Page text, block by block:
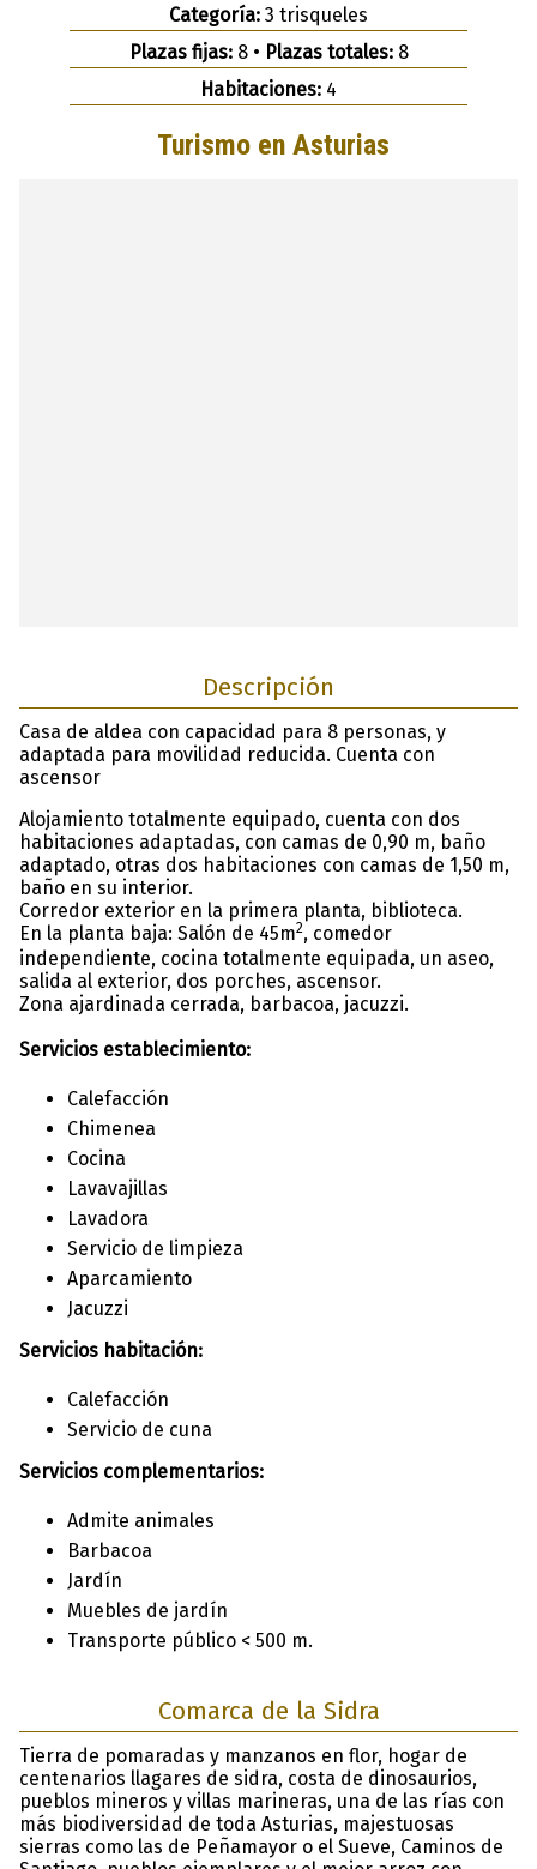
Categoría: 3 trisqueles
Plazas fijas:8 • Plazas totales:8
Habitaciones: 4
Descripción
Casa de aldea con capacidad para 8 personas, y
adaptada para movilidad reducida. Cuenta con
ascensor
Alojamiento totalmente equipado, cuenta con dos
habitaciones adaptadas, con camas de 0,90 m, baño
adaptado, otras dos habitaciones con camas de 1,50 m,
baño en su interior.
Corredor exterior en la primera planta, biblioteca.
En la planta baja: Salón de 45m2, comedor
independiente, cocina totalmente equipada, un aseo,
salida al exterior, dos porches, ascensor.
Zona ajardinada cerrada, barbacoa, jacuzzi.
Servicios establecimiento:
Calefacción
Chimenea
Cocina
Lavavajillas
Lavadora
Servicio de limpieza
Aparcamiento
Jacuzzi
Servicios habitación:
Calefacción
Servicio de cuna
Servicios complementarios:
Admite animales
Barbacoa
Jardín
Muebles de jardín
Transporte público < 500 m.
Comarca de la Sidra
Tierra de pomaradas y manzanos en flor, hogar de
centenarios llagares de sidra, costa de dinosaurios,
pueblos mineros y villas marineras, una de las rías con
más biodiversidad de toda Asturias, majestuosas
sierras como las de Peñamayor o el Sueve, Caminos de